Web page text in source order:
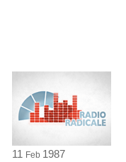
11 Feb 1987